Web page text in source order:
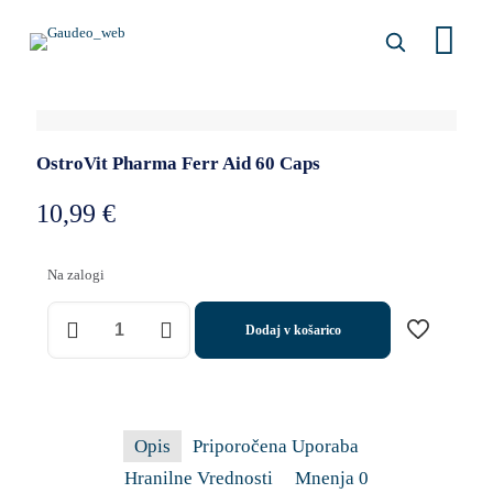
OstroVit Pharma Ferr Aid 60 Caps
10,99 €
Na zalogi
OstroVit
Ferr
Dodaj v košarico
Opis
Priporočena Uporaba
Hranilne Vrednosti
Mnenja 0